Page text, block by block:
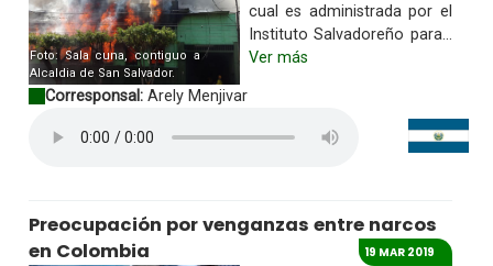
Foto: Sala cuna, contiguo a
Alcaldia de San Salvador.
cual es administrada por el
Instituto Salvadoreño para...
Ver más
Corresponsal:Arely Menjivar
Preocupación por venganzas entre narcos
en Colombia
19 MAR 2019